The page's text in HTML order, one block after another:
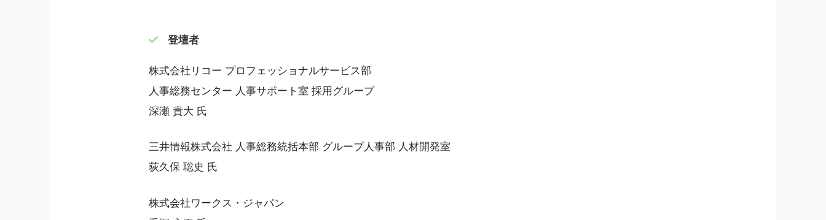
登壇者
株式会社リコー プロフェッショナルサービス部
人事総務センター 人事サポート室 採用グループ
深瀬 貴大 氏
三井情報株式会社 人事総務統括本部 グループ人事部 人材開発室
荻久保 聡史 氏
株式会社ワークス・ジャパン